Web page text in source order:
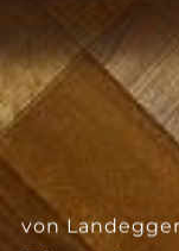
von Landegger